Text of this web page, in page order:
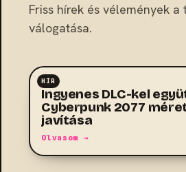
Friss hírek és vélemények
válogatása.
HÍR
RPG
Ingyenes DLC-kel
Cyberpunk 2077
javítása
Olvasom →